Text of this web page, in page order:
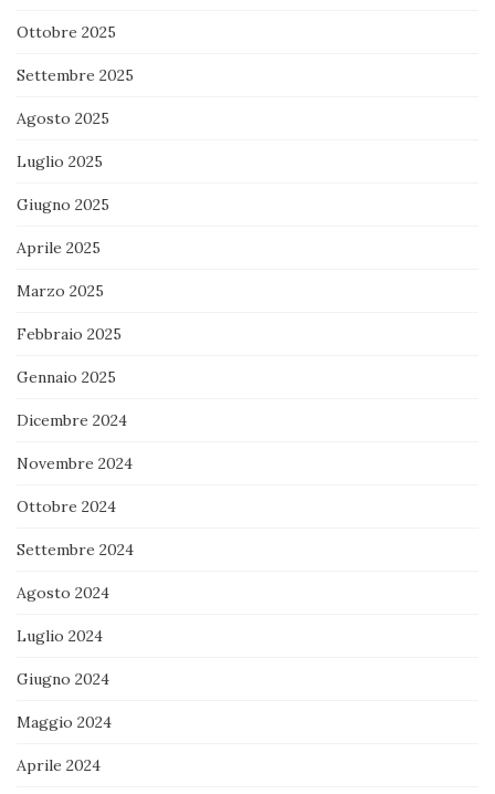
Ottobre 2025
Settembre 2025
Agosto 2025
Luglio 2025
Giugno 2025
Aprile 2025
Marzo 2025
Febbraio 2025
Gennaio 2025
Dicembre 2024
Novembre 2024
Ottobre 2024
Settembre 2024
Agosto 2024
Luglio 2024
Giugno 2024
Maggio 2024
Aprile 2024